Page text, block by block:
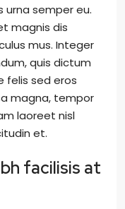
urna semper eu.
magnis dis
mus. Integer
quis dictum
felis sed eros
magna, tempor
laoreet nisl
et.
facilisis at